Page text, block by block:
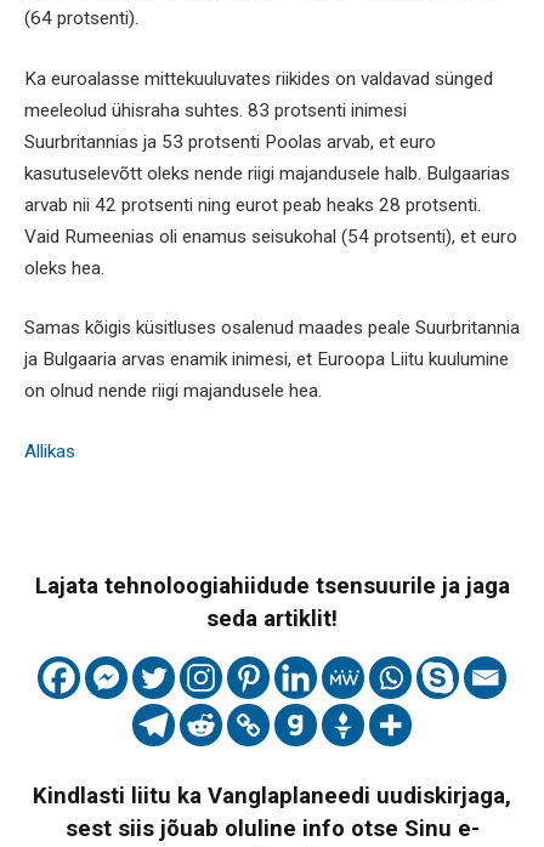
(64 protsenti).
Ka euroalasse mittekuuluvates riikides on valdavad sünged
meeleolud ühisraha suhtes. 83 protsenti inimesi
Suurbritannias ja 53 protsenti Poolas arvab, et euro
kasutuselevõtt oleks nende riigi majandusele halb. Bulgaarias
arvab nii 42 protsenti ning eurot peab heaks 28 protsenti.
Vaid Rumeenias oli enamus seisukohal (54 protsenti), et euro
oleks hea.
Samas kõigis küsitluses osalenud maades peale Suurbritannia
ja Bulgaaria arvas enamik inimesi, et Euroopa Liitu kuulumine
on olnud nende riigi majandusele hea.
Allikas
Lajata tehnoloogiahiidude tsensuurile ja jaga
seda artiklit!
Kindlasti liitu ka Vanglaplaneedi uudiskirjaga,
sest siis jõuab oluline info otse Sinu e-